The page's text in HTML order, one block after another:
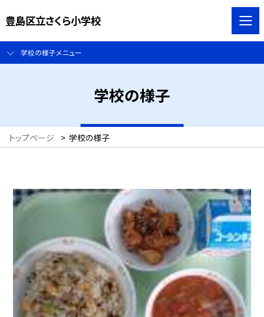
豊島区立さくら小学校
学校の様子メニュー
学校の様子
トップページ > 学校の様子